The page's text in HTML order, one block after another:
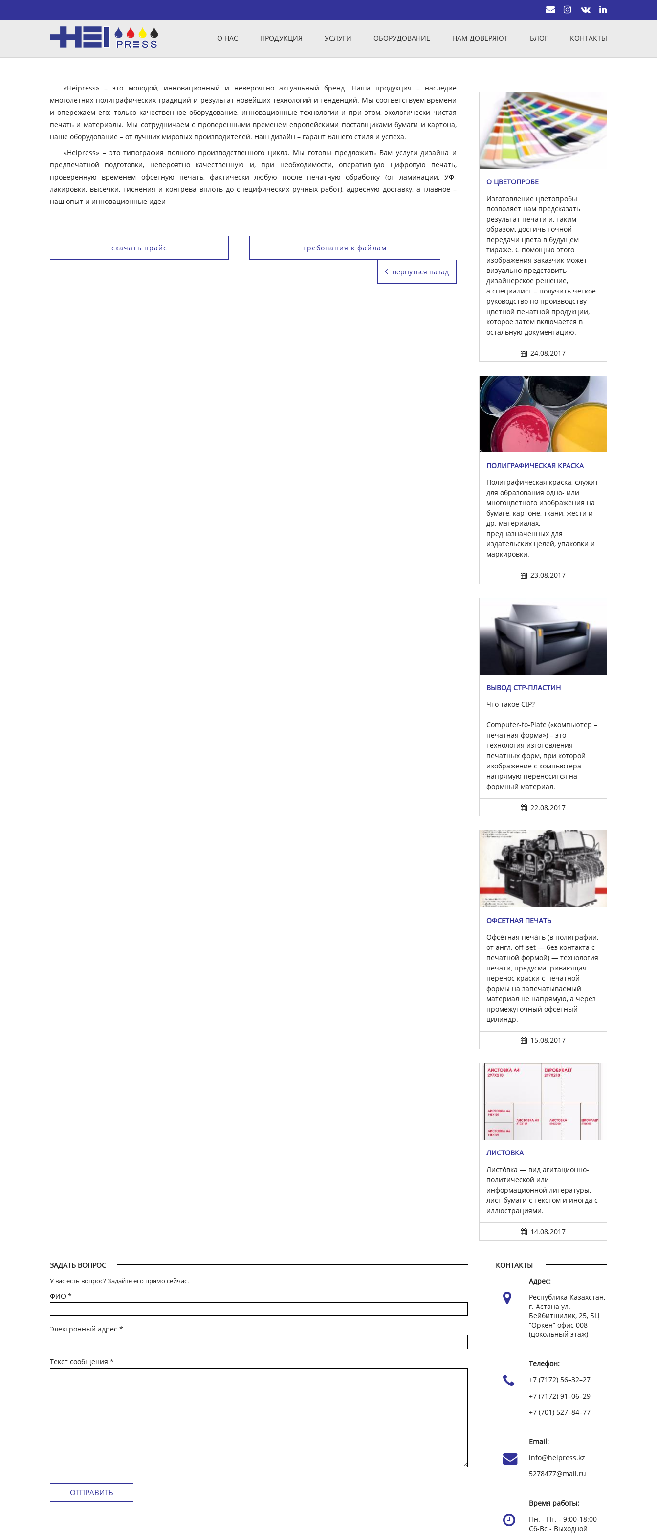
О НАС ПРОДУКЦИЯ УСЛУГИ ОБОРУДОВАНИЕ НАМ ДОВЕРЯЮТ БЛОГ КОНТАКТЫ
«Heipress» – это молодой, инновационный и невероятно актуальный бренд. Наша продукция – наследие
многолетних полиграфических традиций и результат новейших технологий и тенденций. Мы соответствуем времени
и опережаем его: только качественное оборудование, инновационные технологии и при этом, экологически чистая
печать и материалы. Мы сотрудничаем с проверенными временем европейскими поставщиками бумаги и картона,
наше оборудование – от лучших мировых производителей. Наш дизайн – гарант Вашего стиля и успеха.
«Heipress» – это типография полного производственного цикла. Мы готовы предложить Вам услуги дизайна и
предпечатной подготовки, невероятно качественную и, при необходимости, оперативную цифровую печать,
проверенную временем офсетную печать, фактически любую после печатную обработку (от ламинации, УФ-
лакировки, высечки, тиснения и конгрева вплоть до специфических ручных работ), адресную доставку, а главное –
наш опыт и инновационные идеи
скачать прайс требования к файлам
вернуться назад
О ЦВЕТОПРОБЕ
Изготовление цветопробы
позволяет нам предсказать
результат печати и, таким
образом, достичь точной
передачи цвета в будущем
тираже. С помощью этого
изображения заказчик может
визуально представить
дизайнерское решение,
а специалист – получить четкое
руководство по производству
цветной печатной продукции,
которое затем включается в
остальную документацию.
24.08.2017
ПОЛИГРАФИЧЕСКАЯ КРАСКА
Полиграфическая краска, служит
для образования одно- или
многоцветного изображения на
бумаге, картоне, ткани, жести и
др. материалах,
предназначенных для
издательских целей, упаковки и
маркировки.
23.08.2017
ВЫВОД CTP-ПЛАСТИН
Что такое CtP?
Computer-to-Plate («компьютер –
печатная форма») – это
технология изготовления
печатных форм, при которой
изображение с компьютера
напрямую переносится на
формный материал.
22.08.2017
ОФСЕ́ТНАЯ ПЕЧА́ТЬ
Офсе́тная печа́ть (в полиграфии,
от англ. off-set — без контакта с
печатной формой) — технология
печати, предусматривающая
перенос краски с печатной
формы на запечатываемый
материал не напрямую, а через
промежуточный офсетный
цилиндр.
15.08.2017
ЛИСТО́ВКА
Листо́вка — вид агитационно-
политической или
информационной литературы,
лист бумаги с текстом и иногда с
иллюстрациями.
14.08.2017
ЗАДАТЬ ВОПРОС
У вас есть вопрос? Задайте его прямо сейчас.
ФИО *
Электронный адрес *
Текст сообщения *
КОНТАКТЫ
Адрес:
Республика Казахстан,
г. Астана ул.
Бейбитшилик, 25, БЦ
“Оркен” офис 008
(цокольный этаж)
Телефон:
+7 (7172) 56–32–27
+7 (7172) 91–06–29
+7 (701) 527–84–77
Email:
info@heipress.kz
5278477@mail.ru
Время работы:
Пн. - Пт. - 9:00-18:00
Сб-Вс - Выходной